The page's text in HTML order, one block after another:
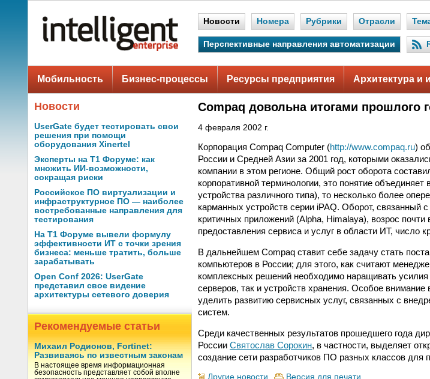
Новости Номера Рубрики Отрасли
Перспективные направления автоматизации
Мобильность Бизнес-процессы Ресурсы предприятия Архитектура и
Новости
UserGate будет тестировать свои
решения при помощи
оборудования Xinertel
Эксперты на Т1 Форуме: как
множить ИИ-возможности,
сокращая риски
Российское ПО виртуализации и
инфраструктурное ПО — наиболее
востребованные направления для
тестирования
На Т1 Форуме вывели формулу
эффективности ИТ с точки зрения
бизнеса: меньше тратить, больше
зарабатывать
Open Conf 2026: UserGate
представил свое видение
архитектуры сетевого доверия
Рекомендуемые статьи
Михаил Родионов, Fortinet:
Развиваясь по известным законам
В настоящее время информационная
безопасность представляет собой вполне
Compaq довольна итогами прошлого
4 февраля 2002 г.
Корпорация Compaq Computer (http://www.compaq.ru)
России и Средней Азии за 2001 год, которыми
компании в этом регионе. Общий рост оборота
корпоративной терминологии, это понятие
устройства различного типа), то несколько более
карманных устройств серии iPAQ. Оборот, связанный
критичных приложений (Alpha, Himalaya), возрос
предоставления сервиса и услуг в области ИТ, число
В дальнейшем Compaq ставит себе задачу стать
компьютеров в России; для этого, как считают
комплексных решений необходимо наращивать
серверов, так и устройств хранения. Особое
уделить развитию сервисных услуг, связанных с
систем.
Среди качественных результатов прошедшего года
России Святослав Сорокин, в частности, выделяет
создание сети разработчиков ПО разных классов для
Другие новости Версия для печати